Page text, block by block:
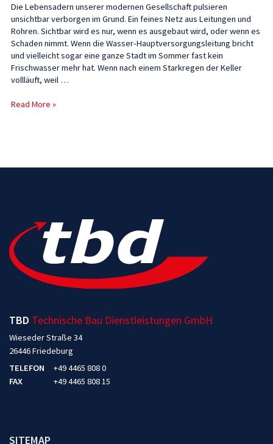
Die Lebensadern unserer modernen Gesellschaft pulsieren
unsichtbar verborgen im Grund. Ein feines Netz aus Leitungen und
Rohren. Sichtbar wird es nur, wenn es ausgebaut wird, oder wenn es
Schaden nimmt. Wenn die Wasser-Hauptversorgungsleitung bricht
und vielleicht sogar eine ganze Stadt im Sommer fast kein
Frischwasser mehr hat. Wenn nach einem Starkregen der Keller
vollläuft, weil …
Read More »
TBD Technische Bau Dienstleistungen GmbH
Wieseder Straße 34
26446 Friedeburg
TELEFON
+49 4465 808 0
FAX
+49 4465 808 15
SITEMAP